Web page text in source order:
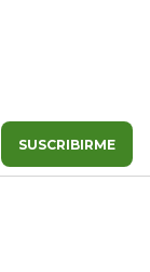
SUSCRIBIRME